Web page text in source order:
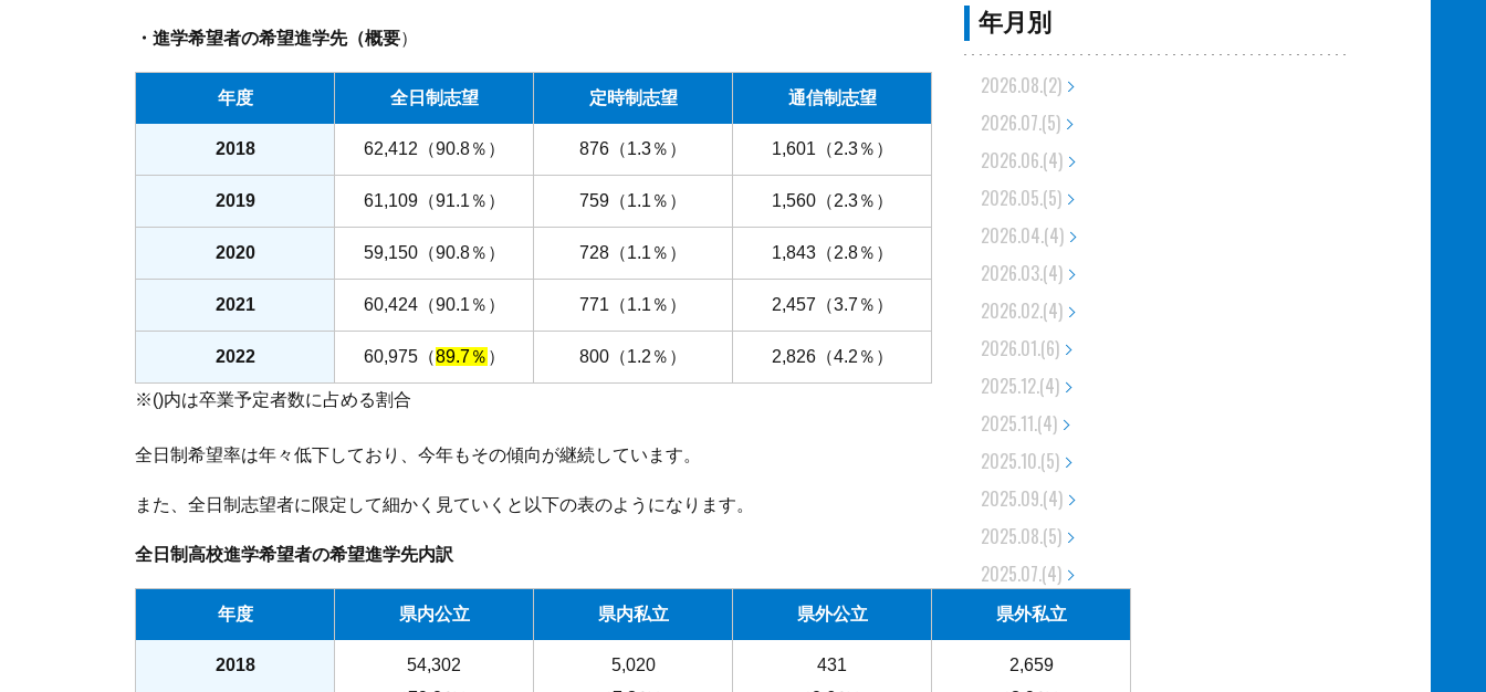
・進学希望者の希望進学先（概要）
年度 全日制志望 定時制志望 通信制志望
2018 62,412（90.8％） 876（1.3％） 1,601（2.3％）
2019 61,109（91.1％） 759（1.1％） 1,560（2.3％）
2020 59,150（90.8％） 728（1.1％） 1,843（2.8％）
2021 60,424（90.1％） 771（1.1％） 2,457（3.7％）
2022 60,975（89.7％ ） 800（1.2％） 2,826（4.2％）
※()内は卒業予定者数に占める割合
全日制希望率は年々低下しており、今年もその傾向が継続しています。
また、全日制志望者に限定して細かく見ていくと以下の表のようになります。
全日制高校進学希望者の希望進学先内訳
年度 県内公立 県内私立 県外公立 県外私立
2018
54,302
5,020
431
2,659
年月別
2026.08.(2)
2026.07.(5)
2026.06.(4)
2026.05.(5)
2026.04.(4)
2026.03.(4)
2026.02.(4)
2026.01.(6)
2025.12.(4)
2025.11.(4)
2025.10.(5)
2025.09.(4)
2025.08.(5)
2025.07.(4)
2025.06.(5)
2025.05.(5)
2025.04.(4)